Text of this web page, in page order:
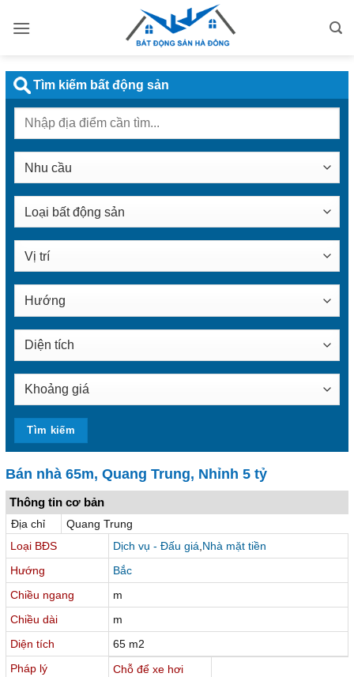
qua
dung
Bán nhà 65m, Quang Trung, Nhỉnh 5 tỷ
Thông tin cơ bản
Địa chỉ
Quang Trung
Loại BĐS
Dịch vụ - Đấu giá Nhà mặt tiền
Hướng
Bắc
Chiều ngang
m
Chiều dài
m
Diện tích
65 m2
Pháp lý
Chỗ để xe hơi
Tìm kiếm bất động sản